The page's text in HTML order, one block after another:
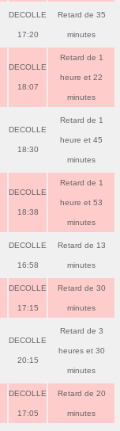
DECOLLE
17:20
Retard de 35
minutes
DECOLLE
18:07
Retard de 1
heure et 22
minutes
DECOLLE
18:30
Retard de 1
heure et 45
minutes
DECOLLE
18:38
Retard de 1
heure et 53
minutes
DECOLLE
16:58
Retard de 13
minutes
DECOLLE
17:15
Retard de 30
minutes
DECOLLE
20:15
Retard de 3
heures et 30
minutes
DECOLLE
17:05
Retard de 20
minutes